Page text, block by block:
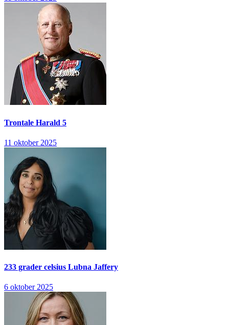
Trontale Harald 5
11 oktober 2025
233 grader celsius Lubna Jaffery
6 oktober 2025